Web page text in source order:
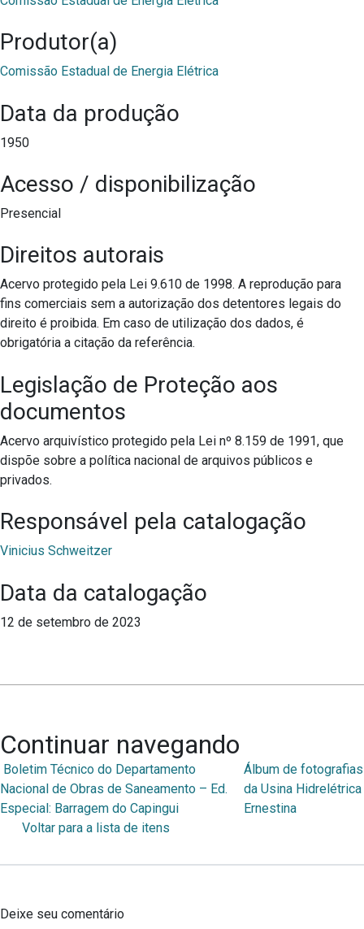
Produtor(a)
Comissão Estadual de Energia Elétrica
Data da produção
1950
Acesso / disponibilização
Presencial
Direitos autorais
Acervo protegido pela Lei 9.610 de 1998. A reprodução para
fins comerciais sem a autorização dos detentores legais do
direito é proibida. Em caso de utilização dos dados, é
obrigatória a citação da referência.
Legislação de Proteção aos
documentos
Acervo arquivístico protegido pela Lei nº 8.159 de 1991, que
dispõe sobre a política nacional de arquivos públicos e
privados.
Responsável pela catalogação
Vinicius Schweitzer
Data da catalogação
12 de setembro de 2023
Continuar navegando
Boletim Técnico do Departamento
Nacional de Obras de Saneamento – Ed.
Especial: Barragem do Capingui
Álbum de fotografias
da Usina Hidrelétrica
Ernestina
Voltar para a lista de itens
Deixe seu comentário